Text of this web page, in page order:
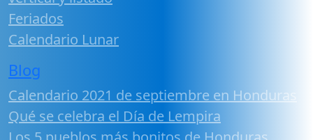
Feriados
Calendario Lunar
Blog
Calendario 2021 de septiembre en Honduras
Qué se celebra el Día de Lempira